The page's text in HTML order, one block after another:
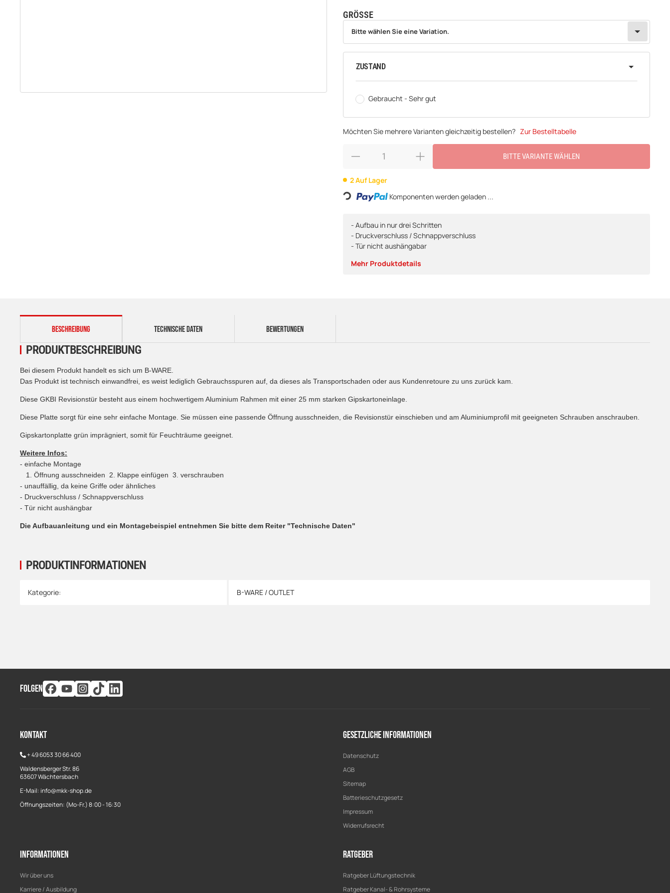
GRÖSSE
wählen
Bitte wählen Sie eine Variation.
ZUSTAND
Gebraucht - Sehr gut
Möchten Sie mehrere Varianten gleichzeitig bestellen? Zur Bestelltabelle
BITTE VARIANTE WÄHLEN
2 Auf Lager
Loading... Komponenten werden geladen ...
- Aufbau in nur drei Schritten
- Druckverschluss / Schnappverschluss
- Tür nicht aushängabar
Mehr Produktdetails
weitere Registerkarten anzeigen
BESCHREIBUNG TECHNISCHE DATEN BEWERTUNGEN
PRODUKTINFORMATIONEN
Produkteigenschaft
Wert
Kategorie: B-WARE / OUTLET
PRODUKTBESCHREIBUNG
Bei diesem Produkt handelt es sich um B-WARE.
Das Produkt ist technisch einwandfrei, es weist lediglich Gebrauchsspuren auf, da dieses als Transportschaden oder aus Kundenretoure zu uns zurück kam.
Diese GKBI Revisionstür besteht aus einem hochwertigem Aluminium Rahmen mit einer 25 mm starken Gipskartoneinlage.
Diese Platte sorgt für eine sehr einfache Montage. Sie müssen eine passende Öffnung ausschneiden, die Revisionstür einschieben und am Aluminiumprofil mit geeigneten Schrauben anschrauben.
Gipskartonplatte grün imprägniert, somit für Feuchträume geeignet.
Weitere Infos:
- einfache Montage
1. Öffnung ausschneiden 2. Klappe einfügen 3. verschrauben
- unauffällig, da keine Griffe oder ähnliches
- Druckverschluss / Schnappverschluss
- Tür nicht aushängbar
Die Aufbauanleitung und ein Montagebeispiel entnehmen Sie bitte dem Reiter "Technische Daten"
FOLGEN
Kontakt
+49 6053 30 66 400
Waldensberger Str. 86
63607 Wächtersbach
E-Mail: info@mkk-shop.de
Öffnungszeiten: (Mo-Fr.) 8:00 - 16:30
Gesetzliche Informationen
Datenschutz
AGB
Sitemap
Batterieschutzgesetz
Impressum
Widerrufsrecht
Informationen
Wir über uns
Karriere / Ausbildung
Ratgeber
Ratgeber Lüftungstechnik
Ratgeber Kanal- & Rohrsysteme